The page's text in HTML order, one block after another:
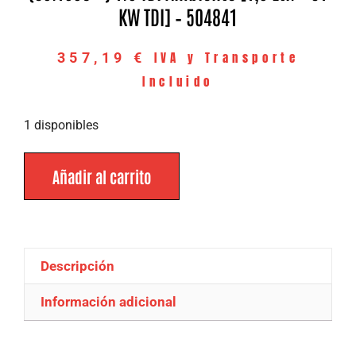
KW TDI] – 504841
357,19 €
IVA y Transporte
Incluido
1 disponibles
Añadir al carrito
Descripción
Información adicional